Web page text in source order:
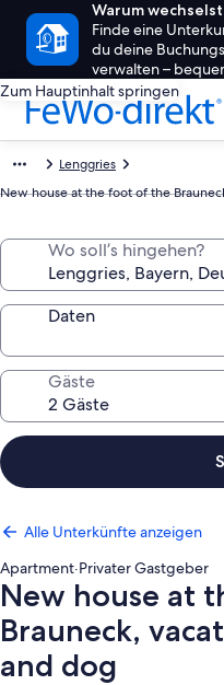
Warum
Finde eine
du deine
verwalten –
Zum Hauptinhalt springen
Lenggries
New house at the foot of the
Wo soll’s hingehen?
Daten
Gäste
Alle Unterkünfte anzeigen
Apartment·Privater Gastgeber
New house at
Brauneck,
and dog